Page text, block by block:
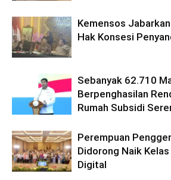
Kemensos
Hak Konsesi
Sebanyak 62.710
Berpenghasilan
Rumah Subsidi
Perempuan
Didorong Naik
Digital